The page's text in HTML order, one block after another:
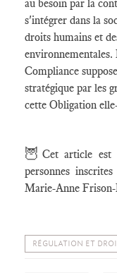
au besoin par la
s'intégrer dans la
droits humains et
environnementales.
Compliance
stratégique par les
cette Obligation
🦉 Cet article est
personnes
Marie-Anne Frison-
RÉGULATION ET